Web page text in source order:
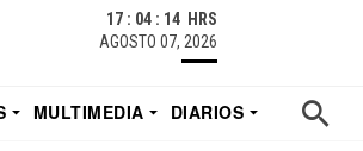
17 : 04 : 15 HRS
AGOSTO 07, 2026
MULTIMEDIA
DIARIOS